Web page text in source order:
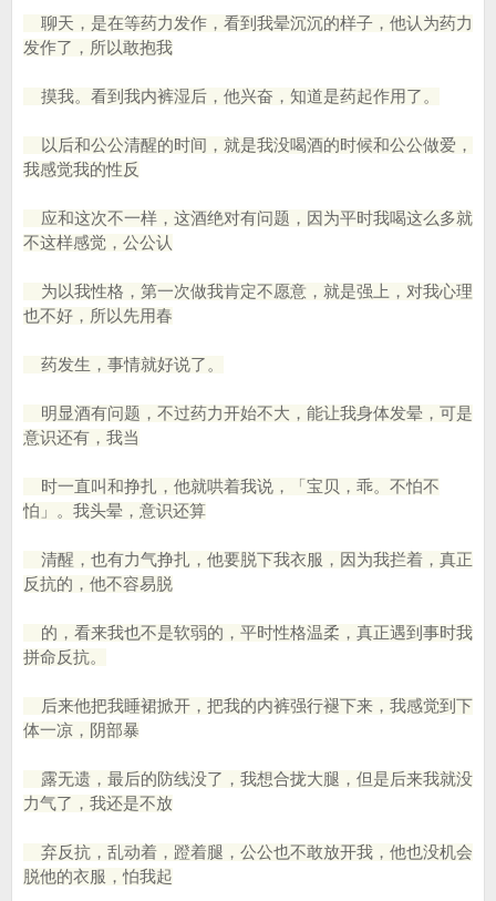
聊天，是在等药力发作，看到我晕沉沉的样子，他认为药力
发作了，所以敢抱我
摸我。看到我内裤湿后，他兴奋，知道是药起作用了。
以后和公公清醒的时间，就是我没喝酒的时候和公公做爱，
我感觉我的性反
应和这次不一样，这酒绝对有问题，因为平时我喝这么多就
不这样感觉，公公认
为以我性格，第一次做我肯定不愿意，就是强上，对我心理
也不好，所以先用春
药发生，事情就好说了。
明显酒有问题，不过药力开始不大，能让我身体发晕，可是
意识还有，我当
时一直叫和挣扎，他就哄着我说，「宝贝，乖。不怕不
怕」。我头晕，意识还算
清醒，也有力气挣扎，他要脱下我衣服，因为我拦着，真正
反抗的，他不容易脱
的，看来我也不是软弱的，平时性格温柔，真正遇到事时我
拼命反抗。
后来他把我睡裙掀开，把我的内裤强行褪下来，我感觉到下
体一凉，阴部暴
露无遗，最后的防线没了，我想合拢大腿，但是后来我就没
力气了，我还是不放
弃反抗，乱动着，蹬着腿，公公也不敢放开我，他也没机会
脱他的衣服，怕我起